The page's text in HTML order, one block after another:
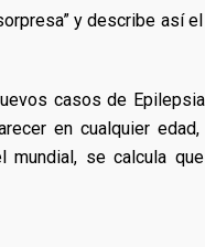
y describe así
casos de
en cualquier
se calcula